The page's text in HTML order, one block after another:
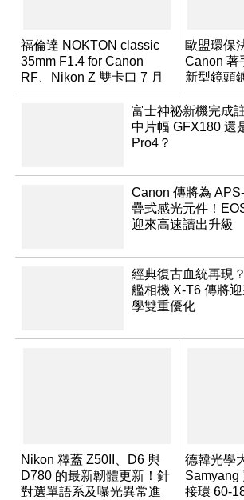
福倫達 NOKTON classic
35mm F1.4 for Canon
RF、Nikon Z 雙卡口 7 月
同步登台
歐盟環保
Canon 著
新型鏡頭
富士神祕新機完成
中片幅 GFX180 還
Pro4？
Canon 傳將為
疊式感光元件！
迎來高速讀出升級
經典復古血統再現
艦相機 X-T6 傳將
學雙重優化
Nikon 釋蓋 Z50II、D6 與
D780 的最新韌體更新！針
對選單語系及曝光異常進
德韓光學
Samyang
接環 60-